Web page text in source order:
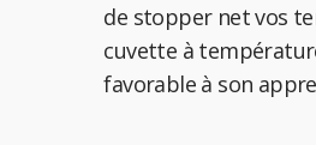
de stopper net vos
cuvette à
favorable à son